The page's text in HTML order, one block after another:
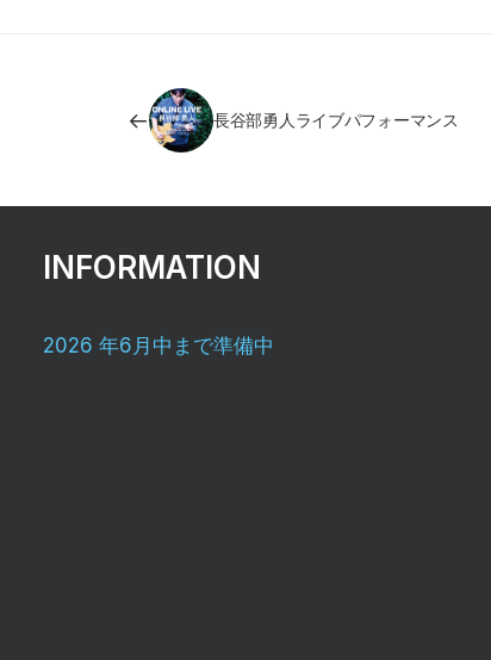
長谷部勇人ライブパフォーマンス
INFORMATION
2026 年6月中まで準備中